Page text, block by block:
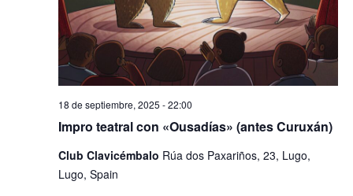
Impro teatral con «Ousadías» (antes Curuxán)
18 de septiembre, 2025 - 22:00
Club Clavicémbalo Rúa dos Paxariños, 23, Lugo,
Lugo, Spain